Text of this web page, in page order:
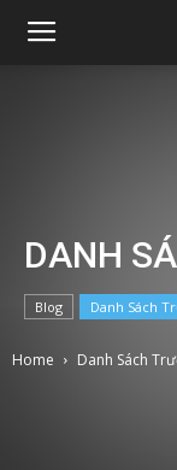
Home Danh Sách
DANH
Blog Danh Sách